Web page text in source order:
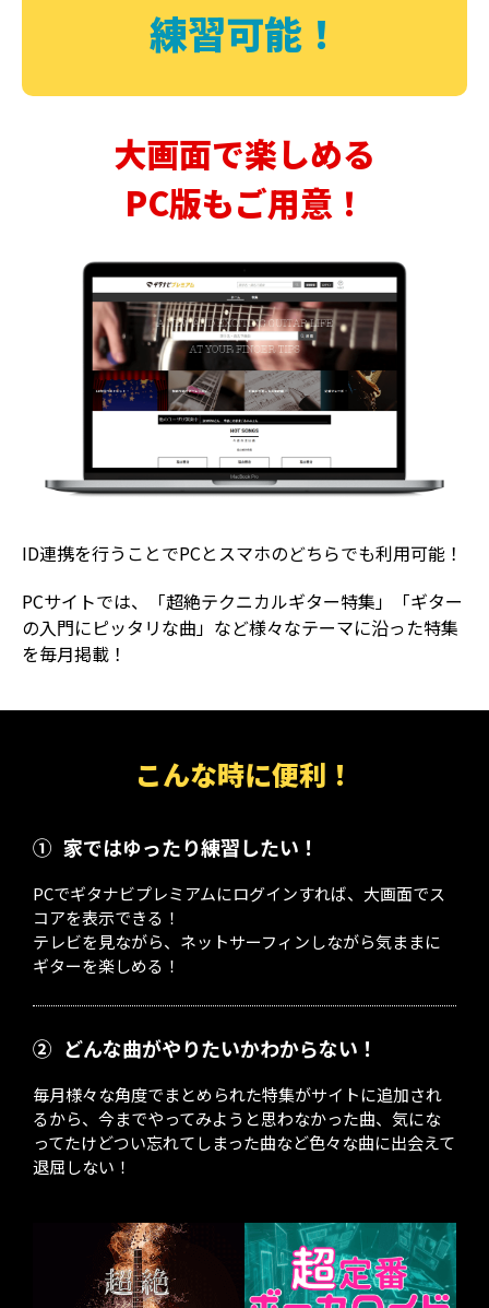
練習可能！
大画面で楽しめる
PC版もご用意！
ID連携を行うことでPCとスマホのどちらでも利用可能！
PCサイトでは、「超絶テクニカルギター特集」「ギター
の入門にピッタリな曲」など様々なテーマに沿った特集
を毎月掲載！
こんな時に便利！
① 家ではゆったり練習したい！
PCでギタナビプレミアムにログインすれば、大画面でス
コアを表示できる！
テレビを見ながら、ネットサーフィンしながら気ままに
ギターを楽しめる！
② どんな曲がやりたいかわからない！
毎月様々な角度でまとめられた特集がサイトに追加され
るから、今までやってみようと思わなかった曲、気にな
ってたけどつい忘れてしまった曲など色々な曲に出会えて
退屈しない！